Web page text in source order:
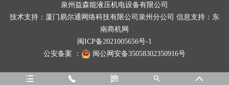
    
泉州益森能液压机电设备有限公司
技术支持： 厦门易尔通网络科技有限公司泉州分公司 信息支持： 东
南商机网
闽ICP备2021005656号-1
公安备案 ：
闽公网安备35058302350916号